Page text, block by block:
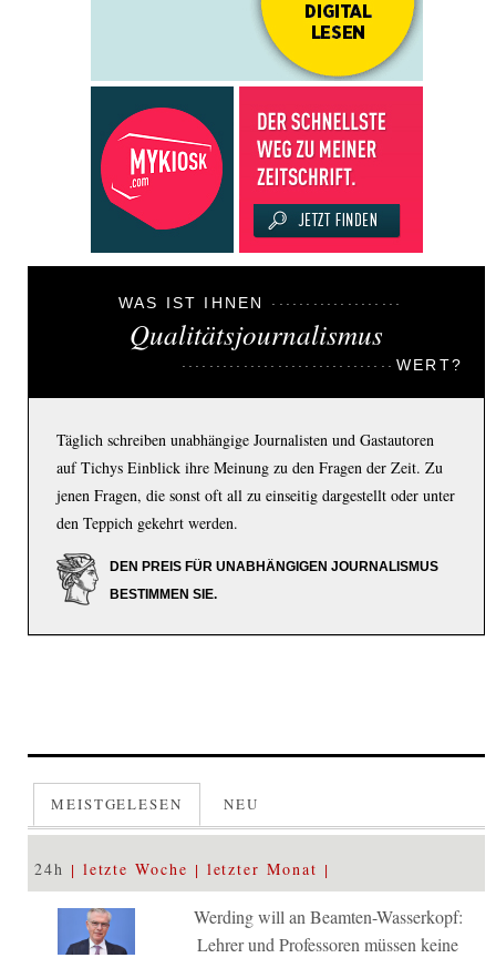
WAS IST IHNEN
Qualitätsjournalismus
WERT?
Täglich schreiben unabhängige Journalisten und Gastautoren
auf Tichys Einblick ihre Meinung zu den Fragen der Zeit. Zu
jenen Fragen, die sonst oft all zu einseitig dargestellt oder unter
den Teppich gekehrt werden.
DEN PREIS FÜR UNABHÄNGIGEN JOURNALISMUS
BESTIMMEN SIE.
MEISTGELESEN NEU
24h letzte Woche letzter Monat
Werding will an Beamten-Wasserkopf:
Lehrer und Professoren müssen keine